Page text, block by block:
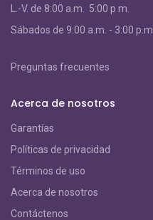
L.-V. de 8:00 a.m. 5:00 p.m.
Sábados de 9:00 a.m. - 3:00 p.m.
Preguntas frecuentes
Acerca de nosotros
Garantías
Políticas de privacidad
Términos de uso
Acerca de nosotros
Contáctenos